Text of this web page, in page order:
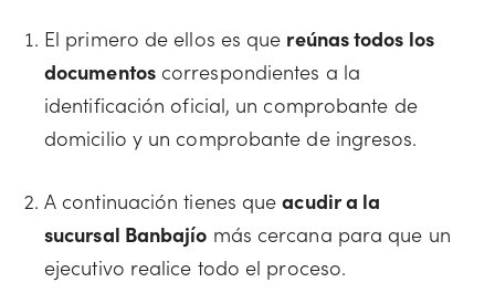
El primero de ellos es que reúnas todos los
documentoscorrespondientes a la
identificación oficial, un comprobante de
domicilio y un comprobante de ingresos.
A continuación tienes queacudir a la
sucursal Banbajío más cercana para que un
ejecutivo realice todo el proceso.